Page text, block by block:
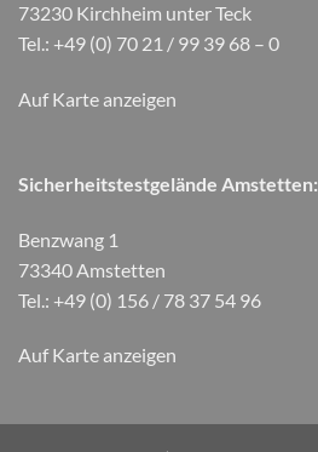
73230 Kirchheim unter Teck
Tel.: +49 (0) 70 21 / 99 39 68 – 0
Auf Karte anzeigen
Sicherheitstestgelände Amstetten:
Benzwang 1
73340 Amstetten
Tel.: +49 (0) 156 / 78 37 54 96
Auf Karte anzeigen